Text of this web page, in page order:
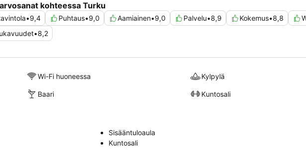
kohteessa Turku
•9,4 Puhtaus•9,0 Aamiainen•9,0 Palvelu•8,9 Kokemus•8,8
•8,2
Wi-Fi huoneessa Kylpylä
Baari
Kuntosali
Sisääntuloaula
Kuntosali